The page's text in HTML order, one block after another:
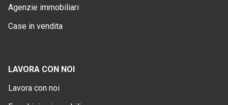
Agenzie immobiliari
Case in vendita
LAVORA CON NOI
Lavora con noi